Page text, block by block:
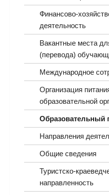
Финансово-
деятельность
Вакантные места
(перевода)
Международное
Организация
образовательной
Образовательный
Направления
Общие сведения
Туристско-
направленность